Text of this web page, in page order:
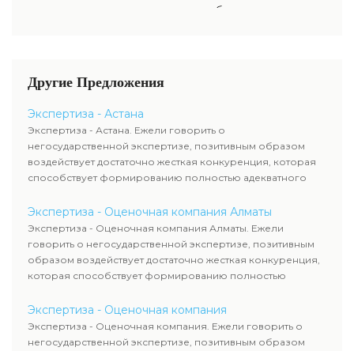
услуг вы сможете обратиться к
этом соблюдаются все нормы,
нам за консультацией.
Другие Предложения
Экспертиза - Астана
Экспертиза - Астана. Ежели говорить о
негосударственной экспертизе, позитивным образом
воздействует достаточно жесткая конкуренция, которая
способствует формированию полностью адекватного
Экспертиза - Оценочная компания Алматы
Экспертиза - Оценочная компания Алматы. Ежели
говорить о негосударственной экспертизе, позитивным
образом воздействует достаточно жесткая конкуренция,
которая способствует формированию полностью
Экспертиза - Оценочная компания
Экспертиза - Оценочная компания. Ежели говорить о
негосударственной экспертизе, позитивным образом